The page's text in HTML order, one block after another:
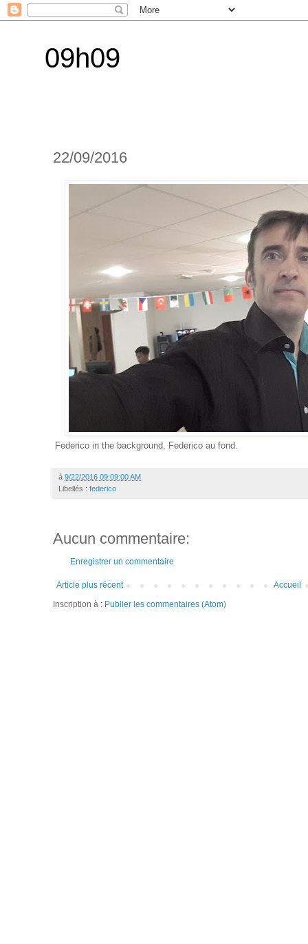
09h09
22/09/2016
Federico in the background, Federico au fond.
à 9/22/2016 09:09:00 AM
Libellés : federico
Aucun commentaire:
Enregistrer un commentaire
Article plus récent
Accueil
Inscription à : Publier les commentaires (Atom)